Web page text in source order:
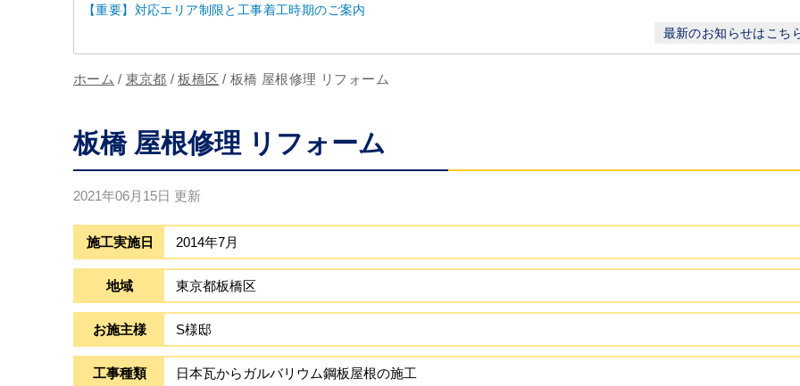
【重要】対応エリア制限と工事着工時期のご案内
最新のお知らせはこち
ホーム / 東京都 / 板橋区 / 板橋 屋根修理 リフォーム
板橋 屋根修理 リフォーム
2021年06月15日 更新
施工実施日 2014年7月
地域 東京都板橋区
お施主様 S様邸
工事種類 日本瓦からガルバリウム鋼板屋根の施工